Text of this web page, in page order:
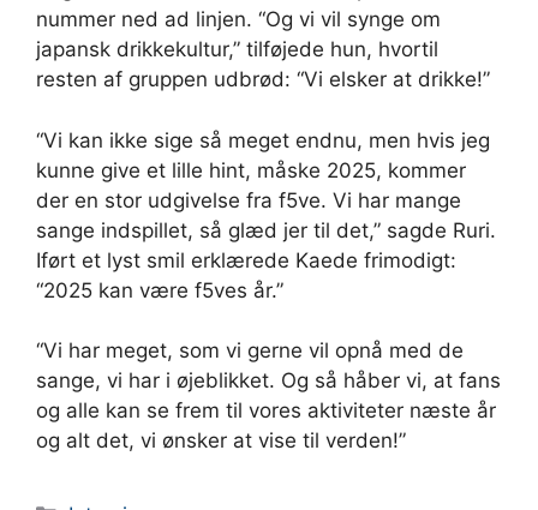
nummer ned ad linjen. “Og vi vil synge om
japansk drikkekultur,” tilføjede hun, hvortil
resten af ​​gruppen udbrød: “Vi elsker at drikke!”
“Vi kan ikke sige så meget endnu, men hvis jeg
kunne give et lille hint, måske 2025, kommer
der en stor udgivelse fra f5ve. Vi har mange
sange indspillet, så glæd jer til det,” sagde Ruri.
Iført et lyst smil erklærede Kaede frimodigt:
“2025 kan være f5ves år.”
“Vi har meget, som vi gerne vil opnå med de
sange, vi har i øjeblikket. Og så håber vi, at fans
og alle kan se frem til vores aktiviteter næste år
og alt det, vi ønsker at vise til verden!”